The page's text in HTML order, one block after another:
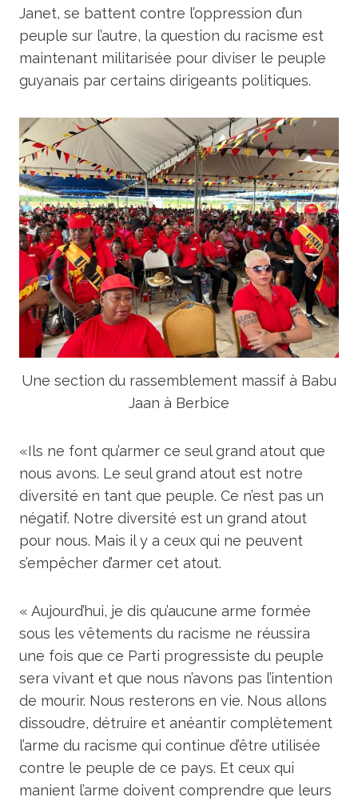
Janet, se battent contre l’oppression d’un
peuple sur l’autre, la question du racisme est
maintenant militarisée pour diviser le peuple
guyanais par certains dirigeants politiques.
Une section du rassemblement massif à Babu
Jaan à Berbice
«Ils ne font qu’armer ce seul grand atout que
nous avons. Le seul grand atout est notre
diversité en tant que peuple. Ce n’est pas un
négatif. Notre diversité est un grand atout
pour nous. Mais il y a ceux qui ne peuvent
s’empêcher d’armer cet atout.
« Aujourd’hui, je dis qu’aucune arme formée
sous les vêtements du racisme ne réussira
une fois que ce Parti progressiste du peuple
sera vivant et que nous n’avons pas l’intention
de mourir. Nous resterons en vie. Nous allons
dissoudre, détruire et anéantir complètement
l’arme du racisme qui continue d’être utilisée
contre le peuple de ce pays. Et ceux qui
manient l’arme doivent comprendre que leurs